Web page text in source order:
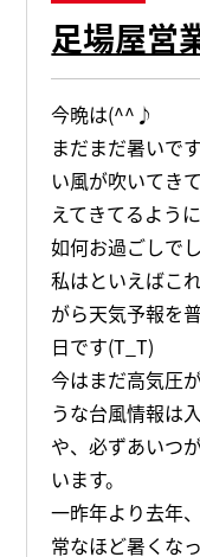
足場屋営
今晩は(^^♪
まだまだ暑いで
い風が吹いてき
えてきてるよう
如何お過ごしで
私はといえばこ
がら天気予報を
日です(T_T)
今はまだ高気圧
うな台風情報は
や、必ずあいつ
います。
一昨年より去年
常なほど暑くな